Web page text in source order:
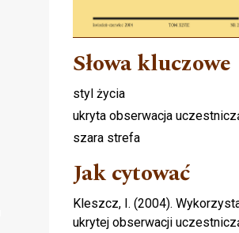
Słowa kluczowe
styl życia
ukryta obserwacja
szara strefa
Jak cytować
Kleszcz, I. (2004).
ukrytej obserwacji